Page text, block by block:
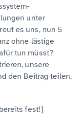
unter
es uns, nun 5
ohne lästige
tun müsst?
unsere
den Beitrag teilen,
fest!]